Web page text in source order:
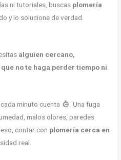
ni tutoriales, buscas plomería
y lo solucione de verdad.
alguien cercano,
no te haga perder tiempo ni
minuto cuenta
. Una fuga
malos olores, paredes
contar con plomería cerca en
real.